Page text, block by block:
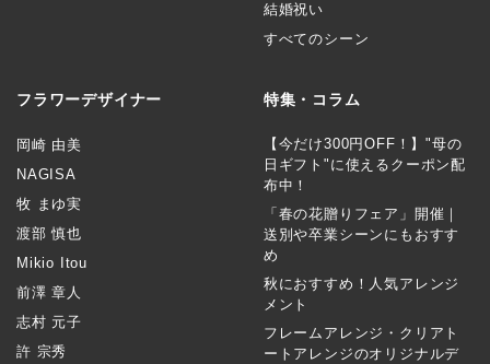
結婚祝い
すべてのシーン
フラワーデザイナー
岡崎 由美
NAGISA
牧 まゆ実
渡部 慎也
Mikio Itou
前澤 章人
志村 元子
許 宗秀
特集・コラム
【今だけ300円OFF！】"母の
日ギフト"に使えるクーポン配
布中！
「春の花贈りフェア」開催｜
送別や卒業シーンにもおすす
め
秋におすすめ！人気アレンジ
メント
フレームアレンジ・クリアト
ートアレンジのオリジナルデ